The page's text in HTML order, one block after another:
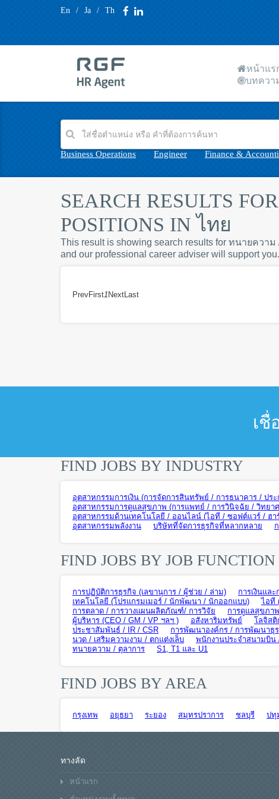
En / Ja / Th
หน้าแร
บทควา
Business Operations Engineer Finance &
SEARCH RESULTS
POSITIONS IN ไทย
This result is showing search results for ทนายควา
and our professional career adviser will support you.
PrevFirst1 NextLast
เชื่
FIND JOBS BY INDUSTRY
อุตสาหกรรมการเงิน (การจัดการสินทรัพย์ / การธนาคาร / ปร
อุตสาหกรรมการดูแลสุขภาพ (การแพทย์ / การวินิจฉัย / วิทยา
อุตสาหกรรมด้านเทคโนโลยี / ออนไลน์ (ไอที / ซอฟต์แวร์ / ฮา
อุตสาหกรรมพลังงาน
บริษัทที่จัดการธุรกิจที่หลากหลาย
FIND JOBS BY JOB FUNCTION
การปฏิบัติการธุรกิจ (เลขานุการ / ผู้ช่วย / ล่าม) การเงินแล
เทคโนโลยี (โปรแกรมเมอร์ / นักพัฒนา / นักออกแบบ)
ไอที
การตลาด / การวางแผนผลิตภัณฑ์/ การวิจัย
การดูแลสุขภา
ผู้บริหาร (CEO / GM / VP ฯลฯ )
อสังหาริมทรัพย์ โลจิส
ประชาสัมพันธ์ / IR / CSR
การพัฒนาองค์กร / การพัฒนาธุ
นวด / เสริมความงาม / ตกแต่งเล็บ
พนักงานประจำสนามบิน
ทนายความ / ตุลาการ
S1, T1 และ U1
FIND JOBS BY AREA
กรุงเทพ อยุธยา ระยอง สมุทรปราการ ชลบุรี ปทุ
ทางลัด
หน้าแรก